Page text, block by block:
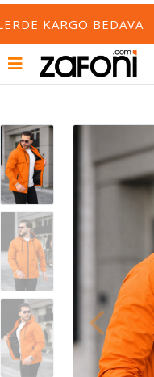
KARGO BEDAVA